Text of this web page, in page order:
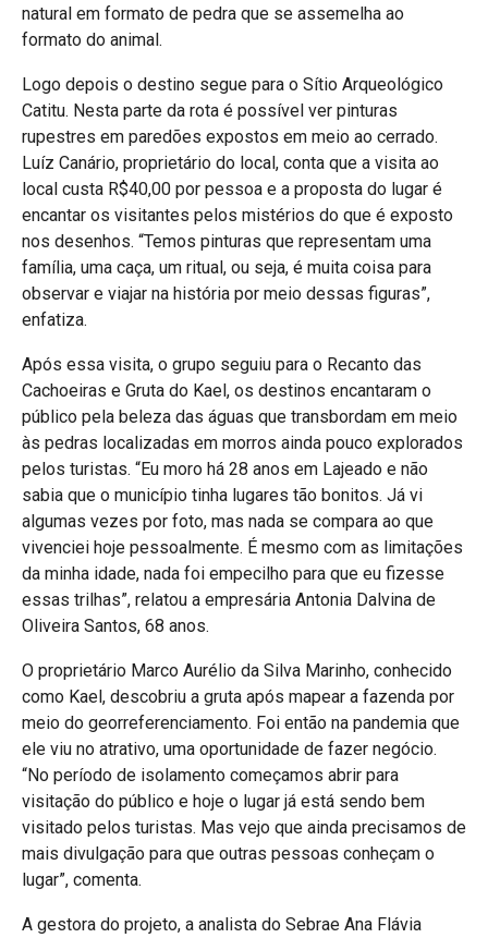
natural em formato de pedra que se assemelha ao
formato do animal.
Logo depois o destino segue para o Sítio Arqueológico
Catitu. Nesta parte da rota é possível ver pinturas
rupestres em paredões expostos em meio ao cerrado.
Luíz Canário, proprietário do local, conta que a visita ao
local custa R$40,00 por pessoa e a proposta do lugar é
encantar os visitantes pelos mistérios do que é exposto
nos desenhos. “Temos pinturas que representam uma
família, uma caça, um ritual, ou seja, é muita coisa para
observar e viajar na história por meio dessas figuras”,
enfatiza.
Após essa visita, o grupo seguiu para o Recanto das
Cachoeiras e Gruta do Kael, os destinos encantaram o
público pela beleza das águas que transbordam em meio
às pedras localizadas em morros ainda pouco explorados
pelos turistas. “Eu moro há 28 anos em Lajeado e não
sabia que o município tinha lugares tão bonitos. Já vi
algumas vezes por foto, mas nada se compara ao que
vivenciei hoje pessoalmente. É mesmo com as limitações
da minha idade, nada foi empecilho para que eu fizesse
essas trilhas”, relatou a empresária Antonia Dalvina de
Oliveira Santos, 68 anos.
O proprietário Marco Aurélio da Silva Marinho, conhecido
como Kael, descobriu a gruta após mapear a fazenda por
meio do georreferenciamento. Foi então na pandemia que
ele viu no atrativo, uma oportunidade de fazer negócio.
“No período de isolamento começamos abrir para
visitação do público e hoje o lugar já está sendo bem
visitado pelos turistas. Mas vejo que ainda precisamos de
mais divulgação para que outras pessoas conheçam o
lugar”, comenta.
A gestora do projeto, a analista do Sebrae Ana Flávia